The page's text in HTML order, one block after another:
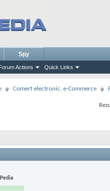
Actions Quick Links
Spy
Comert electronic, e-Commerce